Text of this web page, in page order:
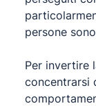
persone
Per invertire
concentrarsi